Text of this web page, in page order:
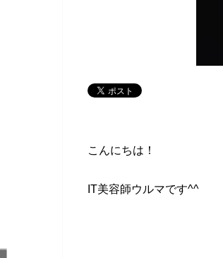
こんにちは！
IT美容師ウルマです^^